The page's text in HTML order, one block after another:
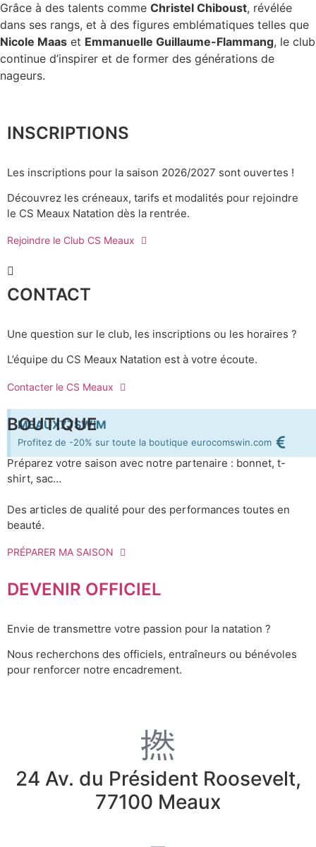
Grâce à des talents comme Christel Chiboust, révélée
dans ses rangs, et à des figures emblématiques telles que
Nicole Maas et Emmanuelle Guillaume-Flammang, le club
continue d’inspirer et de former des générations de
nageurs.
INSCRIPTIONS
Les inscriptions pour la saison 2026/2027 sont ouvertes !
Découvrez les créneaux, tarifs et modalités pour rejoindre
le CS Meaux Natation dès la rentrée.
Rejoindre le Club CS Meaux
CONTACT
Une question sur le club, les inscriptions ou les horaires ?
L’équipe du CS Meaux Natation est à votre écoute.
Contacter le CS Meaux
BOUTIQUE
Préparez votre saison avec notre partenaire : bonnet, t-
shirt, sac…
Des articles de qualité pour des performances toutes en
beauté.
PRÉPARER MA SAISON
DEVENIR OFFICIEL
Envie de transmettre votre passion pour la natation ?
Nous recherchons des officiels, entraîneurs ou bénévoles
pour renforcer notre encadrement.
MEAUX77SWIM
Profitez de -20% sur toute la boutique eurocomswin.com
24 Av. du Président Roosevelt,
77100 Meaux